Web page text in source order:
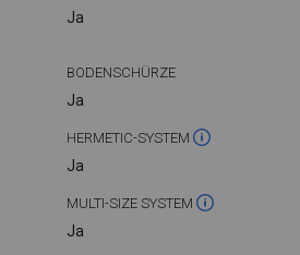
Ja
BODENSCHÜRZE
Ja
HERMETIC-SYSTEM
Ja
MULTI-SIZE SYSTEM
Ja